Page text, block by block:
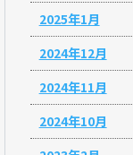
2025年1月
2024年12月
2024年11月
2024年10月